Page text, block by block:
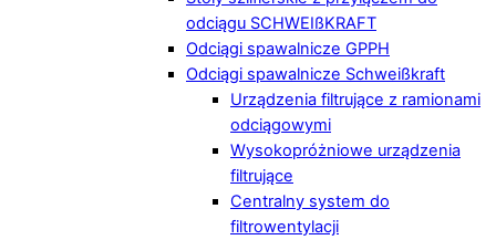
odciągu SCHWEIßKRAFT
Odciągi spawalnicze GPPH
Odciągi spawalnicze Schweißkraft
Urządzenia filtrujące z ramionami
odciągowymi
Wysokopróżniowe urządzenia
filtrujące
Centralny system do
filtrowentylacji